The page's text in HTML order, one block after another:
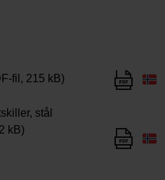
fil, 215 kB)
stål
kB)